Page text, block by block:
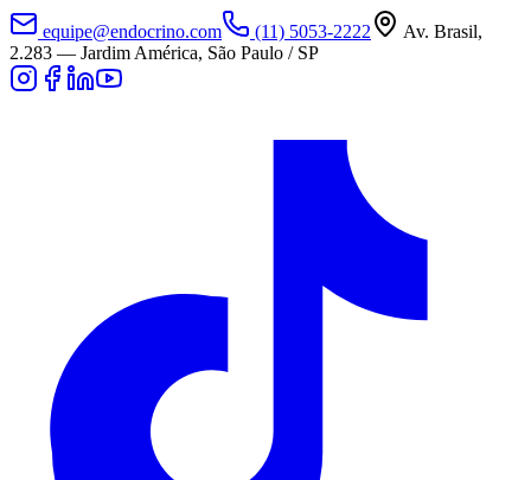
equipe@endocrino.com (11) 5053-2222
Av. Brasil,
2.283 — Jardim América, São Paulo / SP